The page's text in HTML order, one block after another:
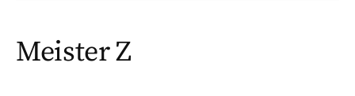
Meister Z